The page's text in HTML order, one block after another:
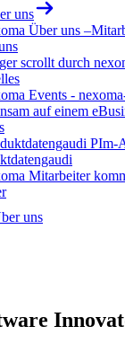
uns
uns